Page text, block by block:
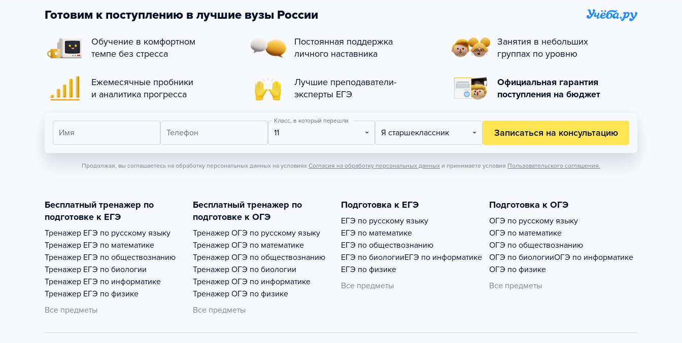
Готовим к поступлению в лучшие вузы России
Обучение в комфортном
темпе без стресса
Постоянная поддержка
личного наставника
Занятия в небольших
группах по уровню
Ежемесячные пробники
и аналитика прогресса
Лучшие преподаватели-
эксперты ЕГЭ
Официальная гарантия
поступления на бюджет
Имя Телефон
Класс, в который перешли
11 Я старшеклассник Записаться на консультацию
Продолжая, вы соглашаетесь на обработку персональных данных на условиях Согласия на обработку персональных данных и принимаете условия Пользовательского соглашения.
Бесплатный тренажер по
подготовке к ЕГЭ
Тренажер ЕГЭ по русскому языку
Тренажер ЕГЭ по математике
Тренажер ЕГЭ по обществознанию
Тренажер ЕГЭ по биологии
Тренажер ЕГЭ по информатике
Тренажер ЕГЭ по физике
Все предметы
Бесплатный тренажер по
подготовке к ОГЭ
Тренажер ОГЭ по русскому языку
Тренажер ОГЭ по математике
Тренажер ОГЭ по обществознанию
Тренажер ОГЭ по биологии
Тренажер ОГЭ по информатике
Тренажер ОГЭ по физике
Все предметы
Подготовка к ЕГЭ
ЕГЭ по русскому языку
ЕГЭ по математике
ЕГЭ по обществознанию
ЕГЭ по биологииЕГЭ по информатике
ЕГЭ по физике
Все предметы
Подготовка к ОГЭ
ОГЭ по русскому языку
ОГЭ по математике
ОГЭ по обществознанию
ОГЭ по биологииОГЭ по информатике
ОГЭ по физике
Все предметы